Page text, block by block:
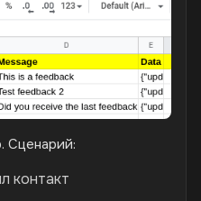
Сценарий:
контакт